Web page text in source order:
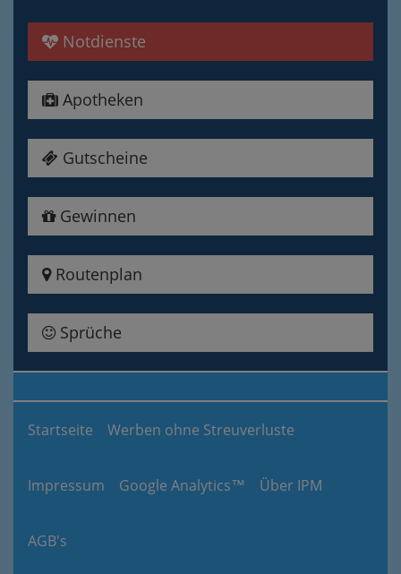
Notdienste
Apotheken
Gutscheine
Gewinnen
Routenplan
Sprüche
Startseite Werben ohne Streuverluste
Impressum Google Analytics™ Über IPM
AGB's